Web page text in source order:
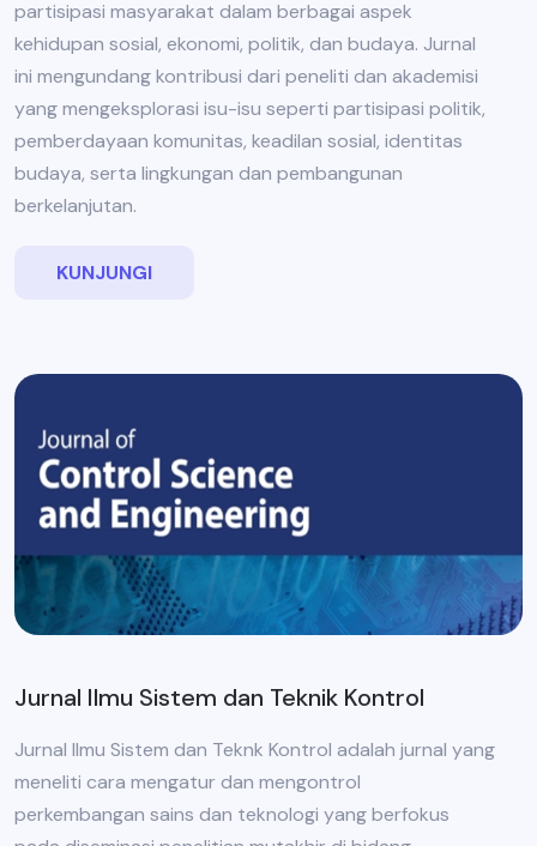
partisipasi masyarakat dalam berbagai aspek
kehidupan sosial, ekonomi, politik, dan budaya. Jurnal
ini mengundang kontribusi dari peneliti dan akademisi
yang mengeksplorasi isu-isu seperti partisipasi politik,
pemberdayaan komunitas, keadilan sosial, identitas
budaya, serta lingkungan dan pembangunan
berkelanjutan.
KUNJUNGI
Jurnal Ilmu Sistem dan Teknik Kontrol
Jurnal Ilmu Sistem dan Teknk Kontrol adalah jurnal yang
meneliti cara mengatur dan mengontrol
perkembangan sains dan teknologi yang berfokus